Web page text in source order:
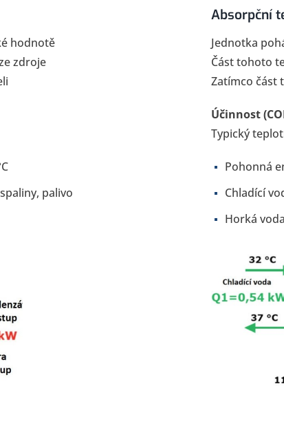
hodnotě
zdroje
palivo
Absorpční
Jednotka
Část tohoto
Zatímco část
Účinnost
Typický
Pohonná
Chladící
Horká